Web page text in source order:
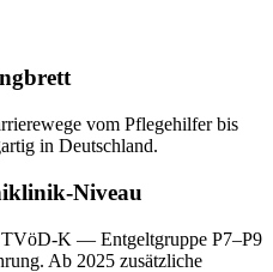
vom Pflegehilfer bis
in Deutschland.
Niveau
K — Entgeltgruppe P7–P9
Ab 2025 zusätzliche